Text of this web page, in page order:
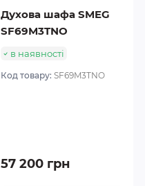
Духова шафа SMEG
SF69M3TNO
в наявності
Код товару: SF69M3TNO
57 200 грн